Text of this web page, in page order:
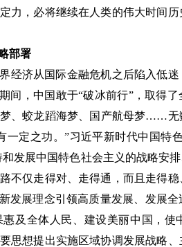
力，必将继续在人类的伟大时间
部署
经济从国际金融危机之后陷入低
间，中国敢于“破冰前行”，取得
、蛟龙蹈海梦、国产航母梦……无
一定之功。”习近平新时代中国特
发展中国特色社会主义的战略安
不仅走得对、走得通，而且走得
发展理念引领高质量发展、发展
及全体人民、建设美丽中国，使
思想提出实施区域协调发展战略